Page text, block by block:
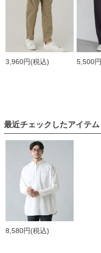
3,960円(税込) 5,500円
最近チェックしたアイテム
8,580円(税込)